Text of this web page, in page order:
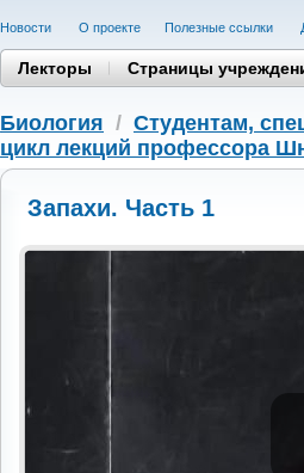
Новости О проекте Полезные cсылки
Лекторы Страницы
Биология / Студентам,
цикл лекций профессора
Запахи. Часть 1